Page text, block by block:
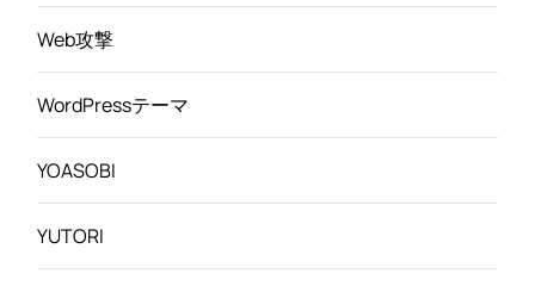
Web攻撃
WordPressテーマ
YOASOBI
YUTORI